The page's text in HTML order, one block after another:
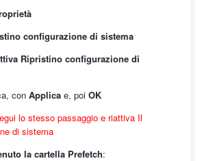
configurazione di sistema
Ripristino configurazione di
con Applica e, poi OK
lo stesso passaggio e riattiva Il
di sistema
la cartella Prefetch: